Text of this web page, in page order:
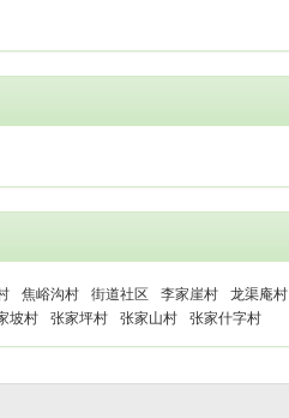
焦峪沟村 街道社区 李家崖村 龙渠庵村
坡村 张家坪村 张家山村 张家什字村